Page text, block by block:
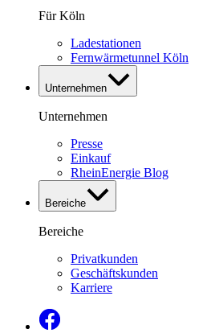
Für Köln
Ladestationen
Fernwärmetunnel Köln
Unternehmen
Unternehmen
Presse
Einkauf
RheinEnergie Blog
Bereiche
Bereiche
Privatkunden
Geschäftskunden
Karriere